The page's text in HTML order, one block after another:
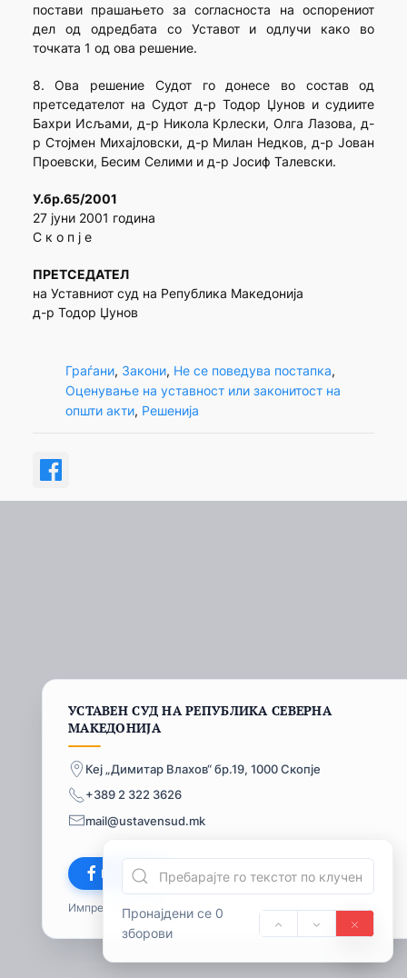
Пронајдени се 0
зборови
постави прашањето за согласноста на оспорениот
дел од одредбата со Уставот и одлучи како во
точката 1 од ова решение.
8. Ова решение Судот го донесе во состав од
претседателот на Судот д-р Тодор Џунов и судиите
Бахри Исљами, д-р Никола Крлески, Олга Лазова, д-
р Стојмен Михајловски, д-р Милан Недков, д-р Јован
Проевски, Бесим Селими и д-р Јосиф Талевски.
У.бр.65/2001
27 јуни 2001 година
С к о п ј е
ПРЕТСЕДАТЕЛ
на Уставниот суд на Република Македонија
д-р Тодор Џунов
Граѓани, Закони, Не се поведува постапка
Оценување на уставност или законитост на
општи акти, Решенија
УСТАВЕН СУД НА РЕПУБЛИКА СЕВЕРНА
МАКЕДОНИЈА
Кеј „Димитар Влахов“ бр.19, 1000 Скопје
+389 2 322 3626
mail@ustavensud.mk
Facebook
Импресум© 2026